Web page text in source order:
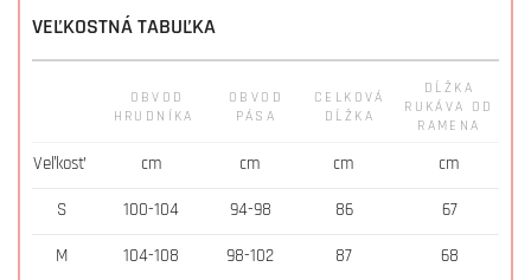
VEĽKOSTNÁ TABUĽKA
OBVOD
HRUDNÍKA
OBVOD
PÁSA
CELKOVÁ
DĹŽKA
DĹŽKA
RUKÁVA OD
RAMENA
Veľkosť cm cm cm cm
S 100-104 94-98 86 67
M 104-108 98-102 87 68